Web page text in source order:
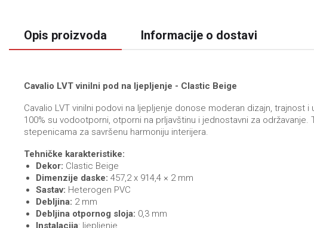
Opis proizvoda Informacije o dostavi
Cavalio LVT vinilni pod na ljepljenje - Clastic Beige
Cavalio LVT vinilni podovi na ljepljenje donose moderan dizajn,
100% su vodootporni, otporni na prljavštinu i jednostavni za
stepenicama za savršenu harmoniju interijera.
Tehničke karakteristike:
Dekor: Clastic Beige
Dimenzije daske: 457,2 x 914,4 × 2 mm
Sastav: Heterogen PVC
Debljina: 2 mm
Debljina otpornog sloja: 0,3 mm
Instalacija: ljepljenje